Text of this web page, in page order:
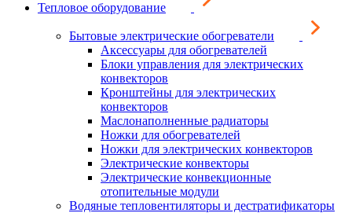
Тепловое оборудование
Бытовые электрические обогреватели
Аксессуары для обогревателей
Блоки управления для электрических
конвекторов
Кронштейны для электрических
конвекторов
Маслонаполненные радиаторы
Ножки для обогревателей
Ножки для электрических конвекторов
Электрические конвекторы
Электрические конвекционные
отопительные модули
Водяные тепловентиляторы и дестратификаторы